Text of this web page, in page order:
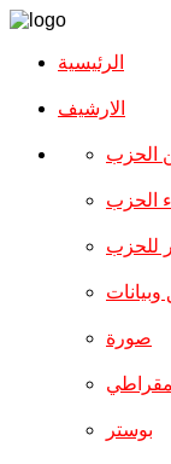
الرئيسية
الارشیف
الحزب
الحزب
للحزب
وبيانات
صورة
بوستر